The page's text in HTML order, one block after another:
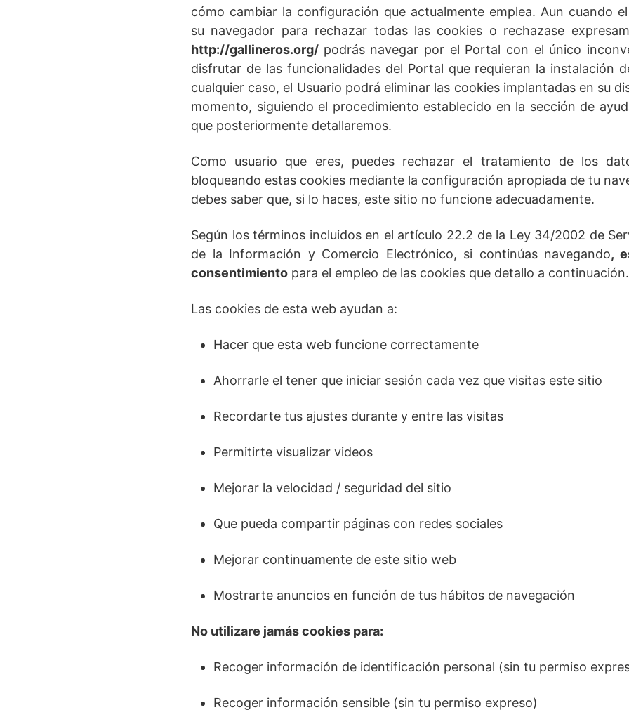
cómo cambiar la configuración que actualmente emplea. Aun cuando
su navegador para rechazar todas las cookies o rechazase
http://gallineros.org/ podrás navegar por el Portal con el único
disfrutar de las funcionalidades del Portal que requieran la instalación
cualquier caso, el Usuario podrá eliminar las cookies implantadas en su
momento, siguiendo el procedimiento establecido en la sección de
que posteriormente detallaremos.
Como usuario que eres, puedes rechazar el tratamiento de los
bloqueando estas cookies mediante la configuración apropiada de tu
debes saber que, si lo haces, este sitio no funcione adecuadamente.
Según los términos incluidos en el artículo 22.2 de la Ley 34/2002 de
de la Información y Comercio Electrónico, si continúas navegando,
consentimiento para el empleo de las cookies que detallo a continuación.
Las cookies de esta web ayudan a:
Hacer que esta web funcione correctamente
Ahorrarle el tener que iniciar sesión cada vez que visitas este sitio
Recordarte tus ajustes durante y entre las visitas
Permitirte visualizar videos
Mejorar la velocidad / seguridad del sitio
Que pueda compartir páginas con redes sociales
Mejorar continuamente de este sitio web
Mostrarte anuncios en función de tus hábitos de navegación
No utilizare jamás cookies para:
Recoger información de identificación personal (sin tu permiso
Recoger información sensible (sin tu permiso expreso)